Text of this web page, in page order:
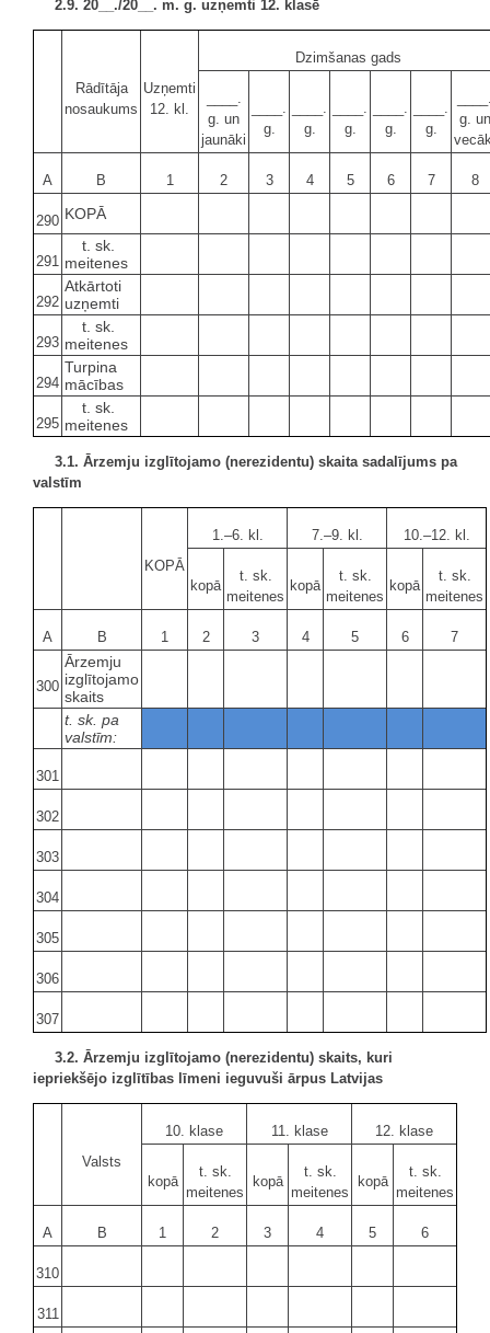
2.9. 20__./20__. m. g. uzņemti 12. klasē
Rādītāja
nosaukums
Uzņemti
12. kl.
Dzimšanas gads
____.
g. un
jaunāki
____.
g.
____.
g.
____.
g.
____.
g.
____.
g.
g. un
A B 1 2 3 4 5 6 7 8
290 KOPĀ
291
t. sk.
meitenes
292
Atkārtoti
uzņemti
293
t. sk.
meitenes
294
Turpina
mācības
295
t. sk.
meitenes
3.1. Ārzemju izglītojamo (nerezidentu) skaita sadalījums pa
valstīm
KOPĀ
1.–6. kl. 7.–9. kl. 10.–12. kl.
kopā
t. sk.
meitenes
kopā
t. sk.
meitenes
kopā
t. sk.
meitenes
A B 1 2 3 4 5 6 7
300
Ārzemju
izglītojamo
skaits
t. sk. pa
valstīm:
301
302
303
304
305
306
307
3.2. Ārzemju izglītojamo (nerezidentu) skaits, kuri
iepriekšējo izglītības līmeni ieguvuši ārpus Latvijas
Valsts
10. klase 11. klase 12. klase
kopā
t. sk.
meitenes
kopā
t. sk.
meitenes
kopā
t. sk.
meitenes
A B 1 2 3 4 5 6
310
311